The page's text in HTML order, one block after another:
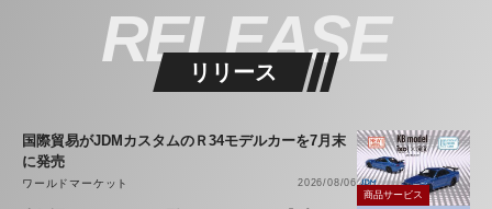
RELEASE
リリース
国際貿易がJDMカスタムのＲ34モデルカーを7月末
に発売
ワールドマーケット
2026/08/06
商品サービス